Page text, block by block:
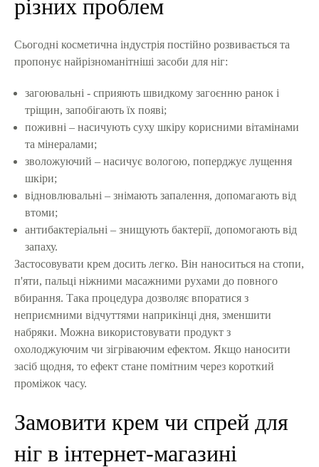
різних проблем
Сьогодні косметична індустрія постійно розвивається та
пропонує найрізноманітніші засоби для ніг:
загоювальні - сприяють швидкому загоєнню ранок і
тріщин, запобігають їх появі;
поживні – насичують суху шкіру корисними вітамінами
та мінералами;
зволожуючий – насичує вологою, поперджує лущення
шкіри;
відновлювальні – знімають запалення, допомагають від
втоми;
антибактеріальні – знищують бактерії, допомогають від
запаху.
Застосовувати крем досить легко. Він наноситься на стопи,
п'яти, пальці ніжними масажними рухами до повного
вбирання. Така процедура дозволяє впоратися з
неприємними відчуттями наприкінці дня, зменшити
набряки. Можна використовувати продукт з
охолоджуючим чи зігріваючим ефектом. Якщо наносити
засіб щодня, то ефект стане помітним через короткий
проміжок часу.
Замовити крем чи спрей для
ніг в інтернет-магазині